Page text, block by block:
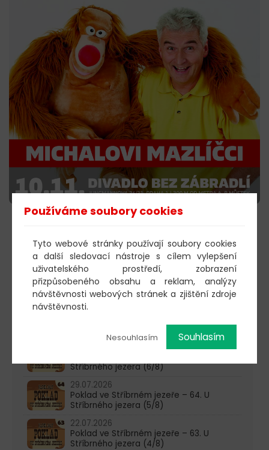
603 805 271
pondělí-čtvrtek: 10:00-16:00
Stříbrného jezera (6/8)
29.07.2026
Poklad ve Stříbrném jezeře – 64. U
Stříbrného jezera (5/8)
22.07.2026
Poklad ve Stříbrném jezeře – 63. U
Stříbrného jezera (4/8)
Používáme soubory cookies
Tyto webové stránky používají soubory cookies
a další sledovací nástroje s cílem vylepšení
uživatelského prostředí, zobrazení
přizpůsobeného obsahu a reklam, analýzy
návštěvnosti webových stránek a zjištění zdroje
návštěvnosti.
Nesouhlasím Souhlasím